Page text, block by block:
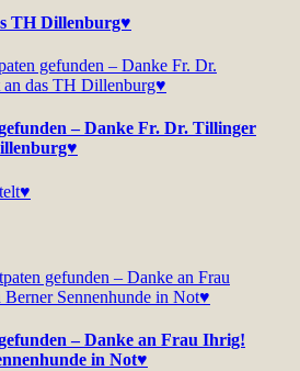
TH Dillenburg♥
– Danke Fr. Dr. Tillinger
– Danke an Frau Ihrig!
in Not♥